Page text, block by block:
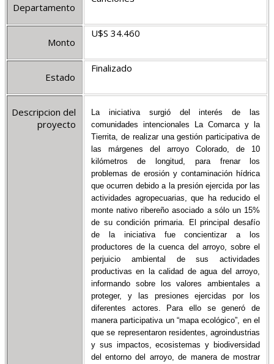
Departamento
Monto
U$S 34.460
Estado
Finalizado
Descripcion del
proyecto
La iniciativa surgió del interés de las
comunidades intencionales La Comarca y la
Tierrita, de realizar una gestión participativa de
las márgenes del arroyo Colorado, de 10
kilómetros de longitud, para frenar los
problemas de erosión y contaminación hídrica
que ocurren debido a la presión ejercida por las
actividades agropecuarias, que ha reducido el
monte nativo ribereño asociado a sólo un 15%
de su condición primaria. El principal desafío
de la iniciativa fue concientizar a los
productores de la cuenca del arroyo, sobre el
perjuicio ambiental de sus actividades
productivas en la calidad de agua del arroyo,
informando sobre los valores ambientales a
proteger, y las presiones ejercidas por los
diferentes actores. Para ello se generó de
manera participativa un “mapa ecológico”, en el
que se representaron residentes, agroindustrias
y sus impactos, ecosistemas y biodiversidad
del entorno del arroyo, de manera de mostrar